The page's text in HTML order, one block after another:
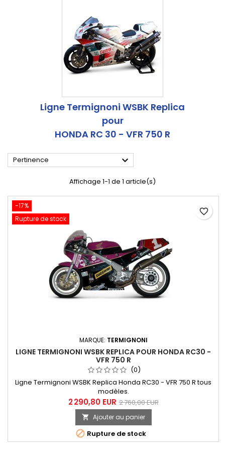
Ligne Termignoni WSBK Replica
pour
HONDA RC 30 - VFR 750 R
Pertinence 
Affichage 1-1 de 1 article(s)
-17%
Rupture de stock
MARQUE: TERMIGNONI
LIGNE TERMIGNONI WSBK REPLICA POUR HONDA RC30 -
VFR 750 R
(0)
Ligne Termignoni WSBK Replica Honda RC30 - VFR 750 R tous
modèles.
2 290,80 EUR 2 760,00 EUR
 Ajouter au panier
 Rupture de stock
favorite_border